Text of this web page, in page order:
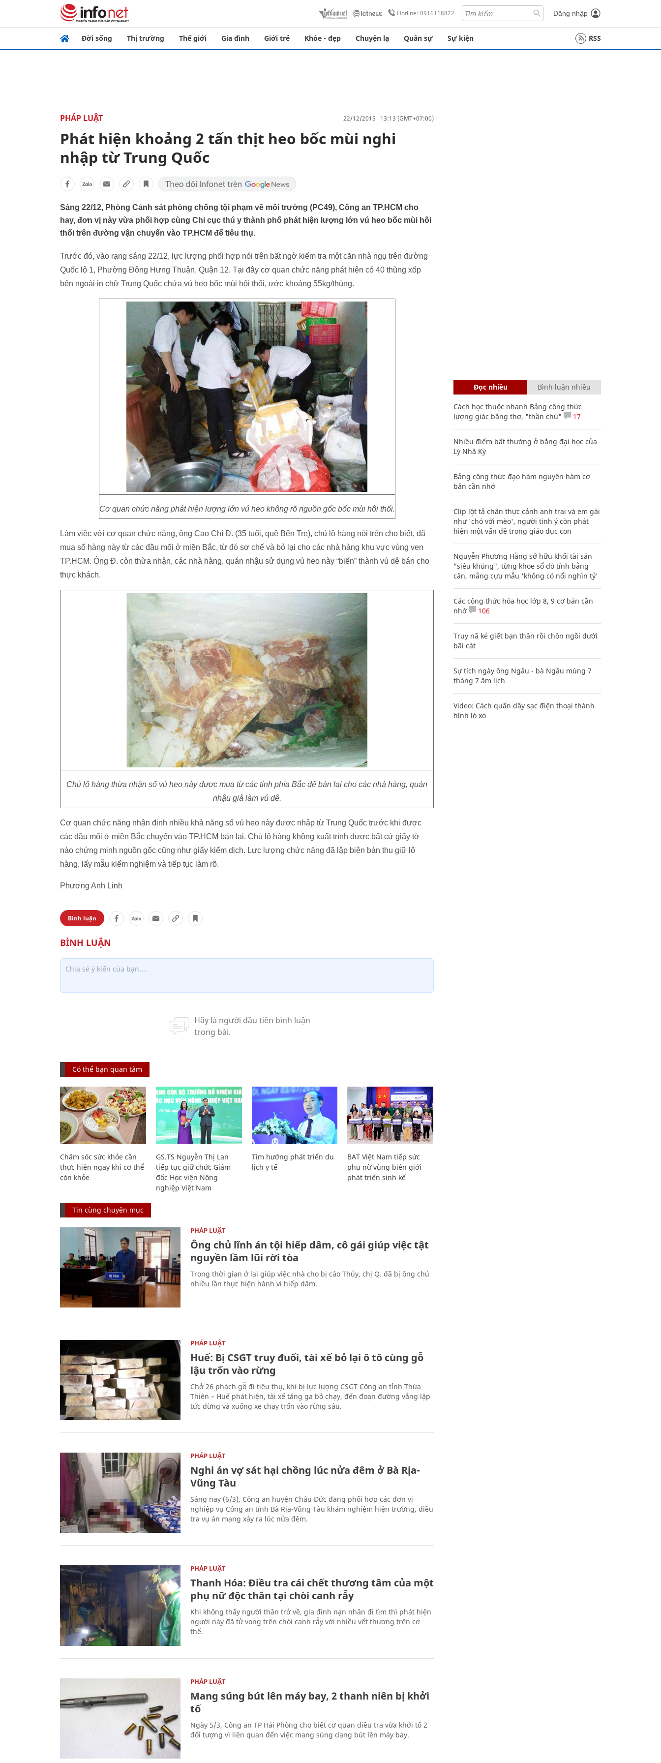
Hotline: 0916118822 Đăng nhập
Đời sống Thị trường Thế giới Gia đình Giới trẻ Khỏe - đẹp Chuyện lạ Quân sự Sự kiện RSS
PHÁP LUẬT 22/12/2015 13:13 (GMT+07:00)
Phát hiện khoảng 2 tấn thịt heo bốc mùi nghi
nhập từ Trung Quốc
Sáng 22/12, Phòng Cảnh sát phòng chống tội phạm về môi trường (PC49), Công an TP.HCM cho
hay, đơn vị này vừa phối hợp cùng Chi cục thú y thành phố phát hiện lượng lớn vú heo bốc mùi hôi
thối trên đường vận chuyển vào TP.HCM để tiêu thụ.
Trước đó, vào rạng sáng 22/12, lực lượng phối hợp nói trên bất ngờ kiểm tra một căn nhà ngụ trên đường
Quốc lộ 1, Phường Đông Hưng Thuận, Quận 12. Tại đây cơ quan chức năng phát hiện có 40 thùng xốp
bên ngoài in chữ Trung Quốc chứa vú heo bốc mùi hôi thối, ước khoảng 55kg/thùng.
Cơ quan chức năng phát hiện lượng lớn vú heo không rõ nguồn gốc bốc mùi hôi thối.
Làm việc với cơ quan chức năng, ông Cao Chí Đ. (35 tuổi, quê Bến Tre), chủ lô hàng nói trên cho biết, đã
mua số hàng này từ các đầu mối ở miền Bắc, từ đó sơ chế và bỏ lại cho các nhà hàng khu vực vùng ven
TP.HCM. Ông Đ. còn thừa nhận, các nhà hàng, quán nhậu sử dụng vú heo này “biến” thành vú dê bán cho
thực khách.
Chủ lô hàng thừa nhận số vú heo này được mua từ các tỉnh phía Bắc để bán lại cho các nhà hàng, quán
nhậu giả làm vú dê.
Cơ quan chức năng nhận định nhiều khả năng số vú heo này được nhập từ Trung Quốc trước khi được
các đầu mối ở miền Bắc chuyển vào TP.HCM bán lại. Chủ lô hàng không xuất trình được bất cứ giấy tờ
nào chứng minh nguồn gốc cũng như giấy kiểm dịch. Lực lượng chức năng đã lập biên bản thu giữ lô
hàng, lấy mẫu kiểm nghiệm và tiếp tục làm rõ.
Phương Anh Linh
Bình luận
Có thể bạn quan tâm
Chăm sóc sức khỏe cần
thực hiện ngay khi cơ thể
còn khỏe
GS.TS Nguyễn Thị Lan
tiếp tục giữ chức Giám
đốc Học viện Nông
nghiệp Việt Nam
Tìm hướng phát triển du
lịch y tế
BAT Việt Nam tiếp sức
phụ nữ vùng biên giới
phát triển sinh kế
Tin cùng chuyên mục
PHÁP LUẬT
Ông chủ lĩnh án tội hiếp dâm, cô gái giúp việc tật
nguyền lầm lũi rời tòa
Trong thời gian ở lại giúp việc nhà cho bị cáo Thủy, chị Q. đã bị ông chủ
nhiều lần thực hiện hành vi hiếp dâm.
PHÁP LUẬT
Huế: Bị CSGT truy đuổi, tài xế bỏ lại ô tô cùng gỗ
lậu trốn vào rừng
Chở 26 phách gỗ đi tiêu thụ, khi bị lực lượng CSGT Công an tỉnh Thừa
Thiên – Huế phát hiện, tài xế tăng ga bỏ chạy, đến đoạn đường vắng lập
tức dừng và xuống xe chạy trốn vào rừng sâu.
PHÁP LUẬT
Nghi án vợ sát hại chồng lúc nửa đêm ở Bà Rịa-
Vũng Tàu
Sáng nay (6/3), Công an huyện Châu Đức đang phối hợp các đơn vị
nghiệp vụ Công an tỉnh Bà Rịa-Vũng Tàu khám nghiệm hiện trường, điều
tra vụ án mạng xảy ra lúc nửa đêm.
PHÁP LUẬT
Thanh Hóa: Điều tra cái chết thương tâm của một
phụ nữ độc thân tại chòi canh rẫy
Khi không thấy người thân trở về, gia đình nạn nhân đi tìm thì phát hiện
người này đã tử vong trên chòi canh rẫy với nhiều vết thương trên cơ
thể.
PHÁP LUẬT
Mang súng bút lên máy bay, 2 thanh niên bị khởi
tố
Ngày 5/3, Công an TP Hải Phòng cho biết cơ quan điều tra vừa khởi tố 2
đối tượng vì liên quan đến việc mang súng dạng bút lên máy bay.
Đọc nhiều Bình luận nhiều
Cách học thuộc nhanh Bảng công thức
lượng giác bằng thơ, "thần chú"
17
Nhiều điểm bất thường ở bằng đại học của
Lý Nhã Kỳ
Bảng công thức đạo hàm nguyên hàm cơ
bản cần nhớ
Clip lột tả chân thực cảnh anh trai và em gái
như 'chó với mèo', người tinh ý còn phát
hiện một vấn đề trong giáo dục con
Nguyễn Phương Hằng sở hữu khối tài sản
"siêu khủng", từng khoe sổ đỏ tính bằng
cân, mắng cựu mẫu 'không có nổi nghìn tỷ'
Các công thức hóa học lớp 8, 9 cơ bản cần
nhớ
106
Truy nã kẻ giết bạn thân rồi chôn ngồi dưới
bãi cát
Sự tích ngày ông Ngâu - bà Ngâu mùng 7
tháng 7 âm lịch
Video: Cách quấn dây sạc điện thoại thành
hình lò xo